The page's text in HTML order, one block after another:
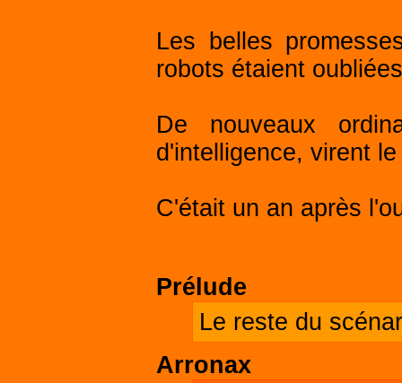
Les belles
robots étaient
De nouveaux
d'intelligence, virent
C'était un an après
Prélude
Le reste du
Arronax